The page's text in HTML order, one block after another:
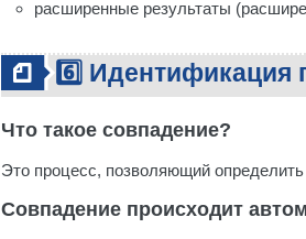
расширенные результаты
6️⃣ Идентификация
Что такое совпадение?
Это процесс, позволяющий
Совпадение происходит